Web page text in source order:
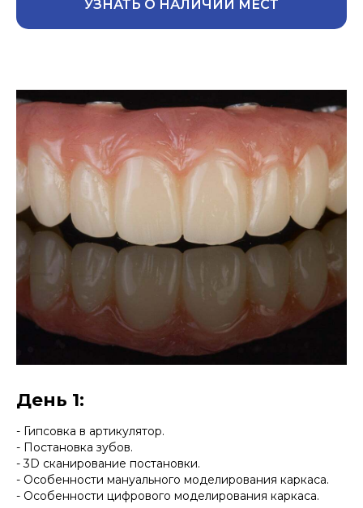
УЗНАТЬ О НАЛИЧИИ МЕСТ
День 1:
- Гипсовка в артикулятор.
- Постановка зубов.
- 3D сканирование постановки.
- Особенности мануального моделирования каркаса.
- Особенности цифрового моделирования каркаса.